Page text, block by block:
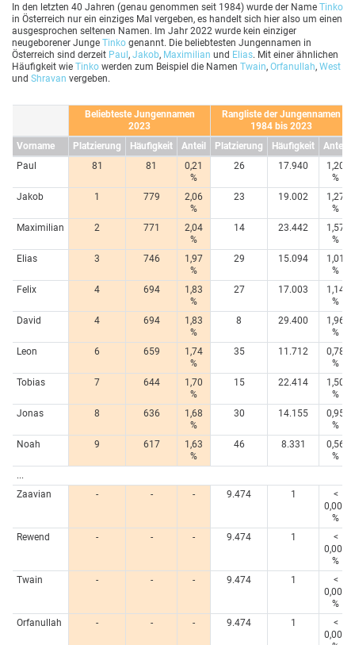
In den letzten 40 Jahren (genau genommen seit 1984) wurde der Name Tinko
in Österreich nur ein einziges Mal vergeben, es handelt sich hier also um einen
ausgesprochen seltenen Namen. Im Jahr 2022 wurde kein einziger
neugeborener Junge Tinko genannt. Die beliebtesten Jungennamen in
Österreich sind derzeit Paul, Jakob, Maximilian und Elias. Mit einer ähnlichen
Häufigkeit wie Tinko werden zum Beispiel die Namen Twain, Orfanullah, West
und Shravan vergeben.
Beliebteste Jungennamen
2023
Rangliste der Jungennamen
1984 bis 2023
Vorname
Platzierung Häufigkeit Anteil Platzierung Häufigkeit
Anteil
Paul
81 81
0,21
%
26 17.940
1,20
%
Jakob
1 779
2,06
%
23 19.002
1,27
%
Maximilian
2 771
2,04
%
14 23.442
1,57
%
Elias
3 746
1,97
%
29 15.094
1,01
%
Felix
4 694
1,83
%
27 17.003
1,14
%
David
4 694
1,83
%
8 29.400
1,96
%
Leon
6 659
1,74
%
35 11.712
0,78
%
Tobias
7 644
1,70
%
15 22.414
1,50
%
Jonas
8 636
1,68
%
30 14.155
0,95
%
Noah
9 617
1,63
%
46 8.331
0,56
%
...
Zaavian
- - - 9.474 1
<
0,005
%
Rewend
- - - 9.474 1
<
0,005
%
Twain
- - - 9.474 1
<
0,005
%
Orfanullah
- - - 9.474 1
<
0,005